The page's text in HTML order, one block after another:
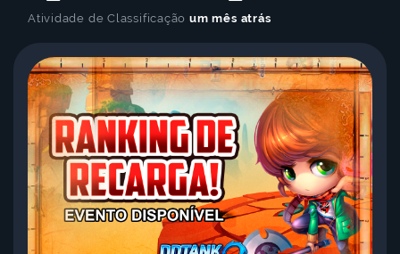
Atividade de Classificação um mês atrás